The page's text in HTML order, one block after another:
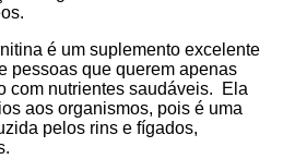
é um suplemento excelente
pessoas que querem apenas
com nutrientes saudáveis. Ela
aos organismos, pois é uma
pelos rins e fígados,